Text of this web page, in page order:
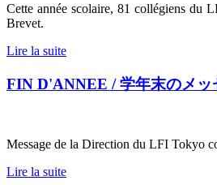
Cette année scolaire, 81 collégiens du
Brevet.
Lire la suite
FIN D'ANNEE / 学年末のメ
Message de la Direction du LFI Tokyo
Lire la suite